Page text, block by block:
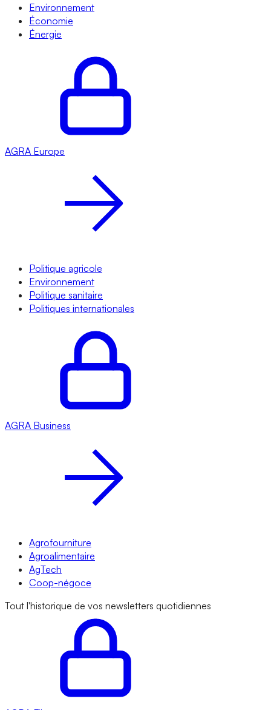
Environnement
Économie
Énergie
AGRA Europe
Politique agricole
Environnement
Politique sanitaire
Politiques internationales
AGRA Business
Agrofourniture
Agroalimentaire
AgTech
Coop-négoce
Tout l'historique de vos newsletters quotidiennes